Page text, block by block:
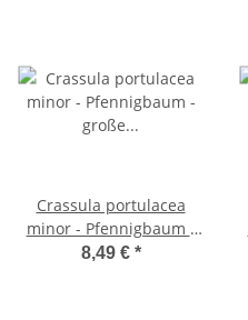
Crassula portulacea
minor - Pfennigbaum -
große Pflanze im 12cm
8,49 € *